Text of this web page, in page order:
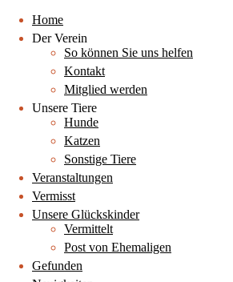
Home
Der Verein
So können Sie uns helfen
Kontakt
Mitglied werden
Unsere Tiere
Hunde
Katzen
Sonstige Tiere
Veranstaltungen
Vermisst
Unsere Glückskinder
Vermittelt
Post von Ehemaligen
Gefunden